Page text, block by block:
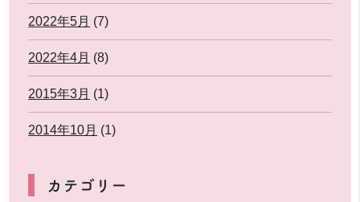
2022年5月 (7)
2022年4月 (8)
2015年3月 (1)
2014年10月 (1)
カテゴリー